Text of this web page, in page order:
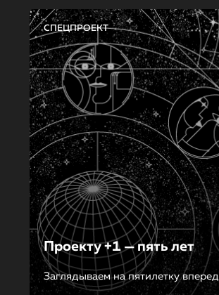
СПЕЦПРОЕКТ
Проекту +1 — пять лет
Заглядываем на пятилетку вперед